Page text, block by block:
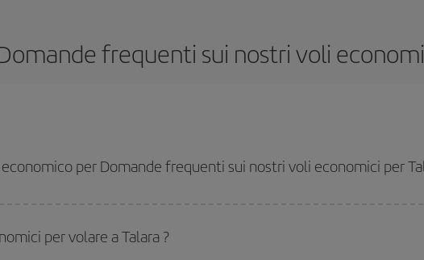
frequenti sui nostri voli
per Domande frequenti sui nostri voli economici per
destinazione specifica per il tuo viaggio, dai un'occhiata alle nostre offerte e lasciati
per volare a Talara ?